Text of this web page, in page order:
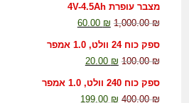
מצבר עופרת 4V-4.5Ah
1,000.00₪
60.00 ₪
ספק כוח 24 וולט, 1.0 אמפר
100.00₪
20.00 ₪
ספק כוח 240 וולט, 1.0 אמפר
400.00₪
199.00 ₪